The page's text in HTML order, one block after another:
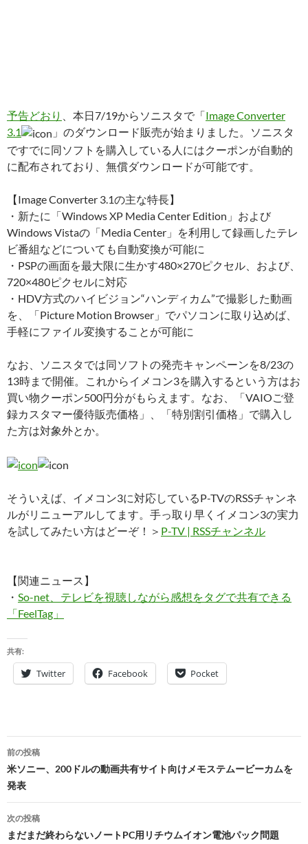
予告どおり 、本日7/19からソニスタで「Image Converter
3.1
」のダウンロード販売が始まりました。ソニスタ
ですでに同ソフトを購入している人にはクーポンが自動的
に配布されており、無償ダウンロードが可能です。
【Image Converter 3.1の主な特長】
・新たに「Windows XP Media Center Edition」および
Windows Vistaの「Media Center」を利用して録画したテレ
ビ番組などについても自動変換が可能に
・PSPの画面を最大限に生かす480×270ピクセル、および、
720×480ピクセルに対応
・HDV方式のハイビジョン“ハンディカム”で撮影した動画
を、「Picture Motion Browser」でパソコンに取り込めば、
手軽にファイル変換することが可能に
なお、ソニスタでは同ソフトの発売キャンペーンを8/23の
13時まで開催。これからイメコン3を購入するという方はお
買い物クーポン500円分がもらえます。なお、「VAIOご登
録カスタマー優待販売価格」、「特別割引価格」で購入し
た方は対象外とか。
そういえば、イメコン3に対応しているP-TVのRSSチャンネ
ルがリニューアルしてます。手っ取り早くイメコン3の実力
を試してみたい方はどーぞ！＞ P-TV | RSSチャンネル
【関連ニュース】
・ So-net、テレビを視聴しながら感想をタグで共有できる
「FeelTag」
共有:
Twitter Facebook Pocket
投
稿
ナ
ビ
前の投稿
米ソニー、200ドルの動画共有サイト向けメモステムービーカムを
発表
次の投稿
まだまだ終わらないノートPC用リチウムイオン電池パック問題